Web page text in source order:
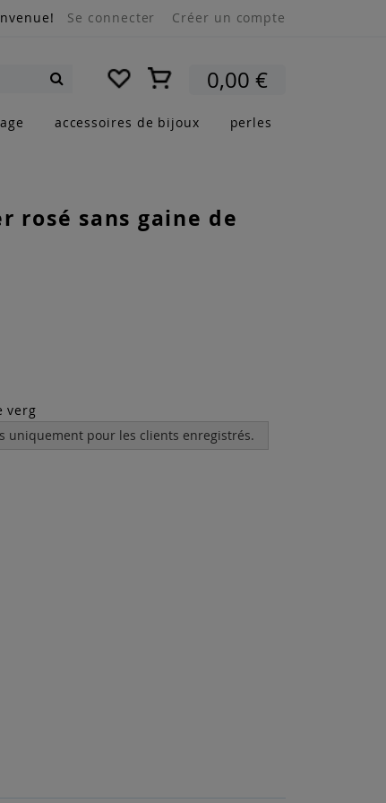
Se connecter Créer un compte
Mon panier0,00 €
accessoires de bijoux perles
rosé sans gaine de
uniquement pour les clients enregistrés.
verg